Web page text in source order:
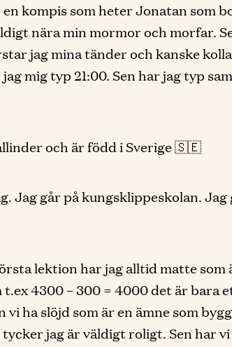
kompis som heter Jonatan som
nära min mormor och morfar.
jag mina tänder och kanske
mig typ 21:00. Sen har jag typ
och är född i Sverige 🇸🇪
Jag går på kungsklippeskolan. Jag
lektion har jag alltid matte som
4300 – 300 = 4000 det är bara
vi ha slöjd som är en ämne som
jag är väldigt roligt. Sen har vi